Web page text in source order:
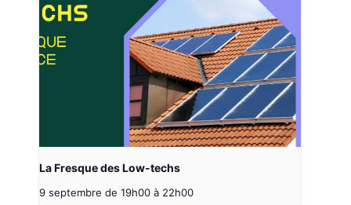
La Fresque des Low-techs
9 septembre de 19h00 à 22h00